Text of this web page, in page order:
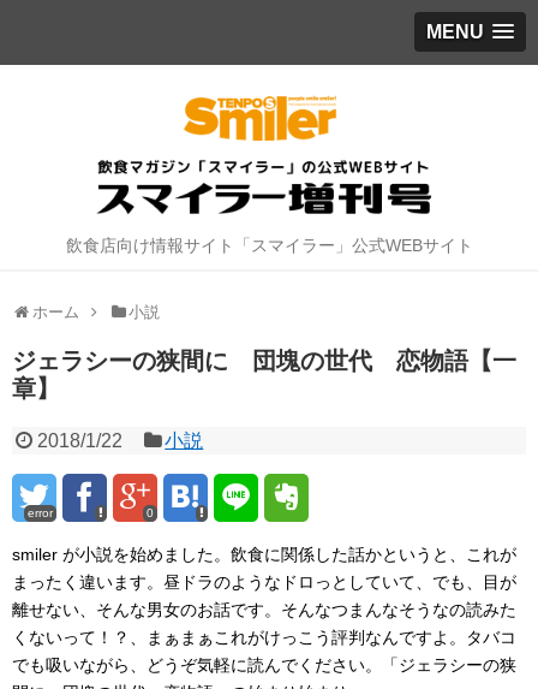
MENU
飲食店向け情報サイト「スマイラー」公式WEBサイト
ホーム 小説
ジェラシーの狭間に 団塊の世代 恋物語【一
章】
2018/1/22 小説
error 0
smiler が小説を始めました。飲食に関係した話かというと、これが
まったく違います。昼ドラのようなドロっとしていて、でも、目が
離せない、そんな男女のお話です。そんなつまんなそうなの読みた
くないって！？、まぁまぁこれがけっこう評判なんですよ。タバコ
でも吸いながら、どうぞ気軽に読んでください。「ジェラシーの狭